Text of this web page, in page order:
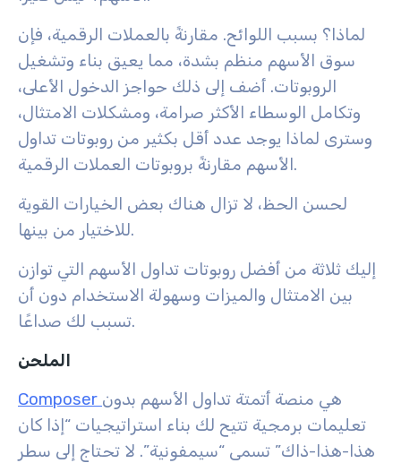
لماذا؟ بسبب اللوائح. مقارنةً بالعملات الرقمية، فإن
سوق الأسهم منظم بشدة، مما يعيق بناء وتشغيل
الروبوتات. أضف إلى ذلك حواجز الدخول الأعلى،
وتكامل الوسطاء الأكثر صرامة، ومشكلات الامتثال،
وسترى لماذا يوجد عدد أقل بكثير من روبوتات تداول
الأسهم مقارنةً بروبوتات العملات الرقمية.
لحسن الحظ، لا تزال هناك بعض الخيارات القوية
للاختيار من بينها.
إليك ثلاثة من أفضل روبوتات تداول الأسهم التي توازن
بين الامتثال والميزات وسهولة الاستخدام دون أن
تسبب لك صداعًا.
الملحن
Composer هي منصة أتمتة تداول الأسهم بدون
تعليمات برمجية تتيح لك بناء استراتيجيات “إذا كان
هذا-هذا-ذاك” تسمى “سيمفونية”. لا تحتاج إلى سطر